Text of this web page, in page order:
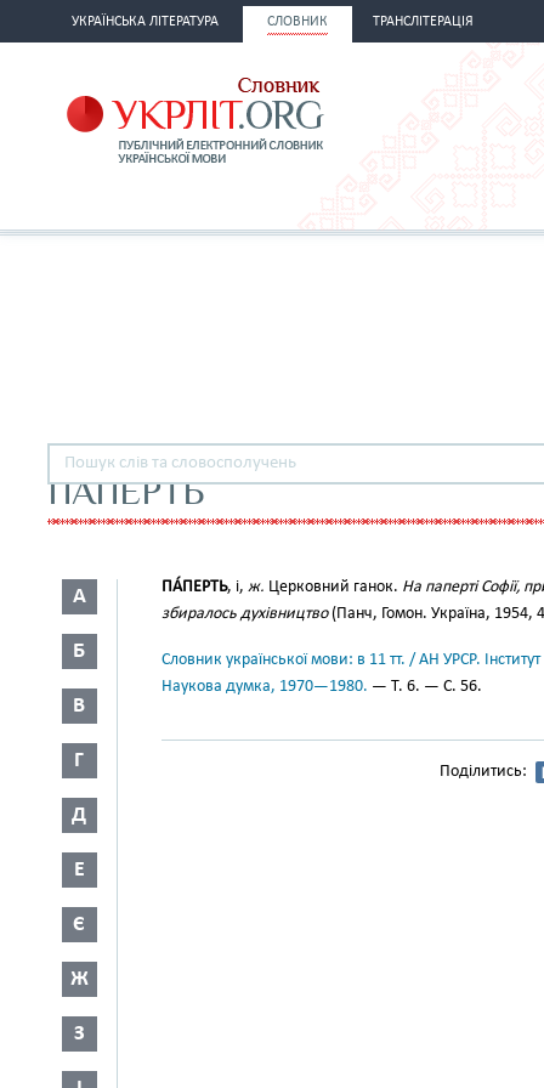
УКРАЇНСЬКА ЛІТЕРАТУРА СЛОВНИК ТРАНСЛІТЕРАЦІЯ
ПАПЕРТЬ
А
Б
В
Г
Д
Е
Є
Ж
З
ПА́ПЕРТЬ, і, ж. Церковний ганок. На паперті Софії,
збиралось духівництво(Панч, Гомон. Україна, 1954,
Словник української мови: в 11 тт. / АН УРСР.
Наукова думка, 1970—1980. — Т. 6. — С. 56.
Поділитись: